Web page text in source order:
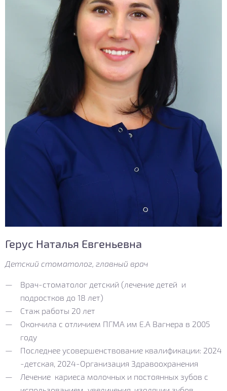
Герус Наталья Евгеньевна
Детский стоматолог, главный врач
Врач-стоматолог детский (лечение детей и
подростков до 18 лет)
Стаж работы 20 лет
Окончила с отличием ПГМА им Е.А Вагнера в 2005
году
Последнее усовершенствование квалификации: 2024
-детская, 2024-Организация Здравоохранения
Лечение кариеса молочных и постоянных зубов с